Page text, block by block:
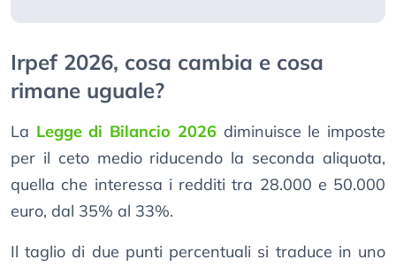
Irpef 2026, cosa cambia e cosa
rimane uguale?
La Legge di Bilancio 2026 diminuisce le imposte
per il ceto medio riducendo la seconda aliquota,
quella che interessa i redditi tra 28.000 e 50.000
euro, dal 35% al 33%.
Il taglio di due punti percentuali si traduce in uno